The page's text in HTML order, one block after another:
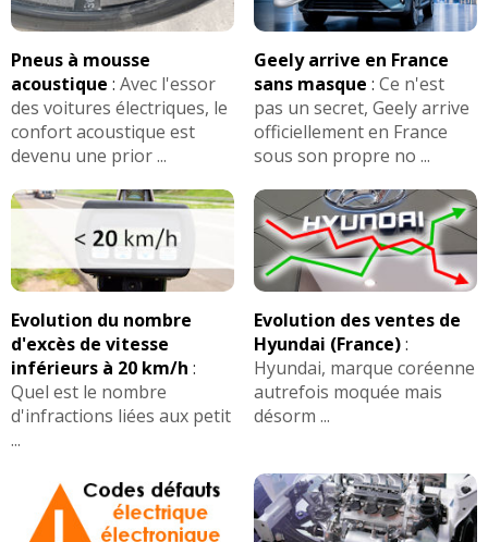
Pneus à mousse
acoustique : Avec l'essor
des voitures électriques, le
confort acoustique est
devenu une prior ...
Geely arrive en France
sans masque : Ce n'est
pas un secret, Geely arrive
officiellement en France
sous son propre no ...
Evolution du nombre
d'excès de vitesse
inférieurs à 20 km/h :
Quel est le nombre
d'infractions liées aux petit
...
Evolution des ventes de
Hyundai (France):
Hyundai, marque coréenne
autrefois moquée mais
désorm ...